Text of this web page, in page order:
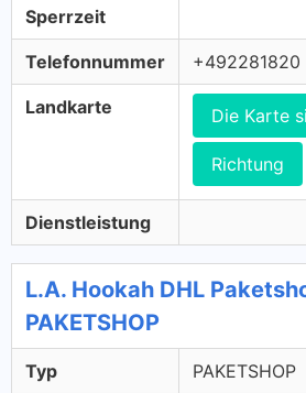
Sperrzeit
Telefonnummer +492281820
Landkarte Die Karte
Richtung
Dienstleistung
L.A. Hookah DHL
PAKETSHOP
Typ PAKETSHOP